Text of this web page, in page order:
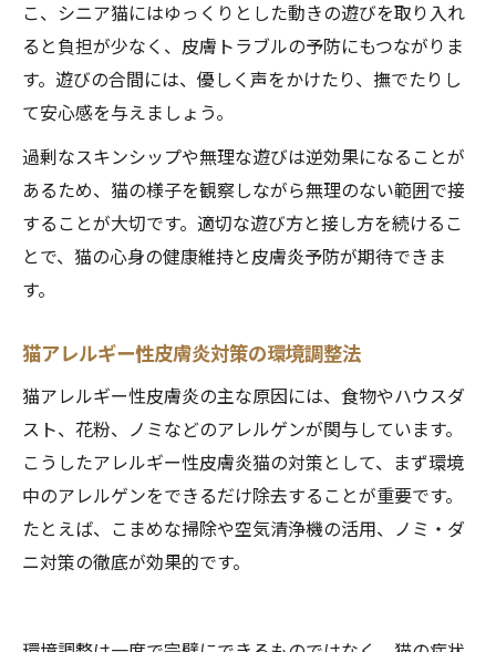
こ、シニア猫にはゆっくりとした動きの遊びを取り入れ
ると負担が少なく、皮膚トラブルの予防にもつながりま
す。遊びの合間には、優しく声をかけたり、撫でたりし
て安心感を与えましょう。
過剰なスキンシップや無理な遊びは逆効果になることが
あるため、猫の様子を観察しながら無理のない範囲で接
することが大切です。適切な遊び方と接し方を続けるこ
とで、猫の心身の健康維持と皮膚炎予防が期待できま
す。
猫アレルギー性皮膚炎対策の環境調整法
猫アレルギー性皮膚炎の主な原因には、食物やハウスダ
スト、花粉、ノミなどのアレルゲンが関与しています。
こうしたアレルギー性皮膚炎猫の対策として、まず環境
中のアレルゲンをできるだけ除去することが重要です。
たとえば、こまめな掃除や空気清浄機の活用、ノミ・ダ
ニ対策の徹底が効果的です。